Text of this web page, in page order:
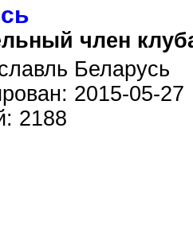
член
Беларусь
2015-05-27
2188